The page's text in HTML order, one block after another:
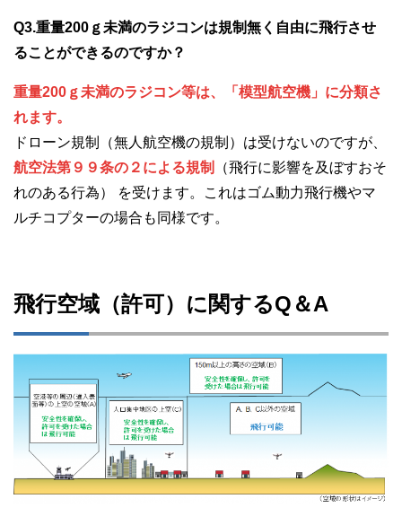
Q3.重量200ｇ未満のラジコンは規制無く自由に飛行させ
ることができるのですか？
重量200ｇ未満のラジコン等は、「模型航空機」に分類さ
れます。
ドローン規制（無人航空機の規制）は受けないのですが、
航空法第９９条の２による規制
（飛行に影響を及ぼすおそ
れのある行為） を受けます。これはゴム動力飛行機やマ
ルチコプターの場合も同様です。
飛行空域（許可）に関するQ＆A